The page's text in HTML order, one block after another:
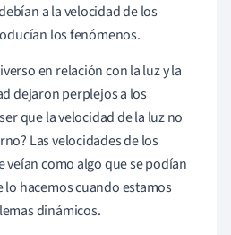
a la velocidad de los
los fenómenos.
en relación con la luz y la
dejaron perplejos a los
que la velocidad de la luz no
Las velocidades de los
veían como algo que se podían
hacemos cuando estamos
dinámicos.